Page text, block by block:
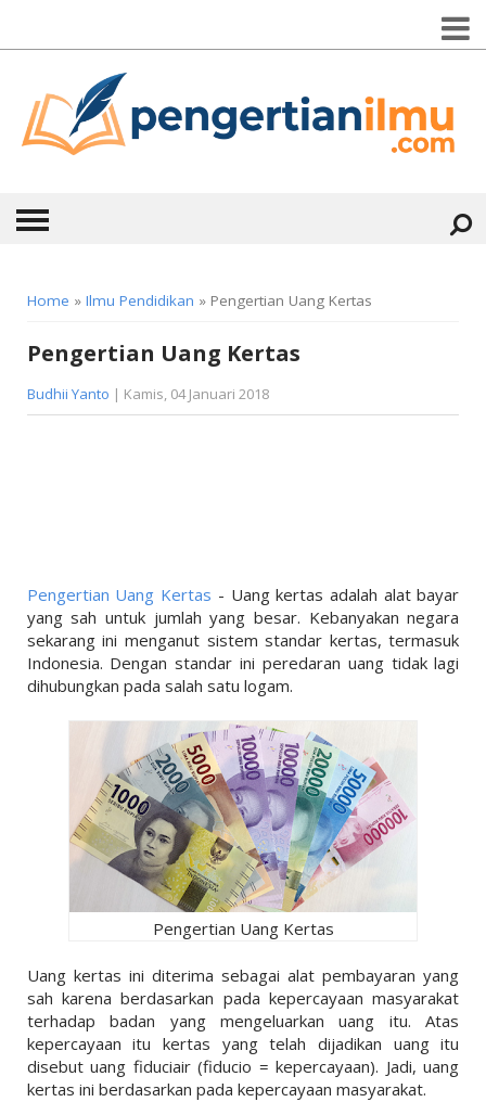
KONTAK
TEKNOLOGI
EKONOMI
OLAHRAGA
Home » Ilmu Pendidikan » Pengertian Uang Kertas
Pengertian Uang Kertas
Budhii Yanto | Kamis, 04 Januari 2018
Pengertian Uang Kertas - Uang kertas adalah alat bayar
yang sah untuk jumlah yang besar. Kebanyakan negara
sekarang ini menganut sistem standar kertas, termasuk
Indonesia. Dengan standar ini peredaran uang tidak lagi
dihubungkan pada salah satu logam.
Pengertian Uang Kertas
Uang kertas ini diterima sebagai alat pembayaran yang
sah karena berdasarkan pada kepercayaan masyarakat
terhadap badan yang mengeluarkan uang itu. Atas
kepercayaan itu kertas yang telah dijadikan uang itu
disebut uang fiduciair (fiducio = kepercayaan). Jadi, uang
kertas ini berdasarkan pada kepercayaan masyarakat.